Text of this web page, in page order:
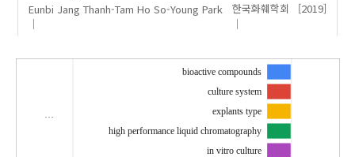
Eunbi Jang Thanh-Tam Ho So-Young Park 한국화훼학회 [2019]
…
bioactive compounds
culture system
explants type
high performance liquid chromatography
in vitro culture